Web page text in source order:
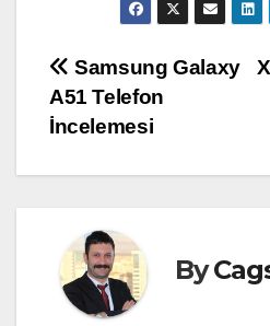
Yazı
gezinmesi
Samsung Galaxy
A51 Telefon
İncelemesi
By